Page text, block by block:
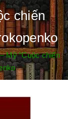
chiến
Mỹ “Cuộc chiến